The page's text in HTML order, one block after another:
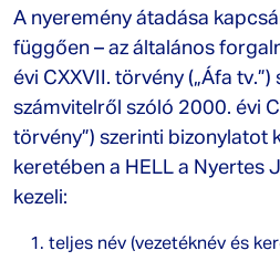
A nyeremény átadása
függően – az általános
évi CXXVII. törvény („Áfa
számvitelről szóló 2000. évi
törvény”) szerinti bizonylatot
keretében a HELL a Nyertes
kezeli:
teljes név (vezetéknév és